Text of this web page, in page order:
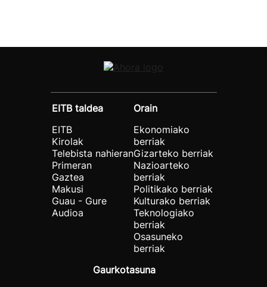
EITB taldea
EITB
Kirolak
Telebista nahieran
Primeran
Gaztea
Makusi
Guau - Gure
Audioa
Orain
Ekonomiako
berriak
Gizarteko berriak
Nazioarteko
berriak
Politikako berriak
Kulturako berriak
Teknologiako
berriak
Osasuneko
berriak
Gaurkotasuna